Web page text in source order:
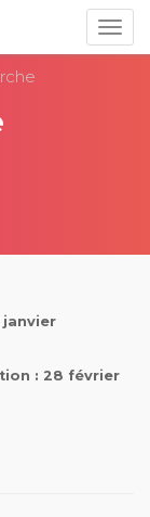
janvier
: 28 février